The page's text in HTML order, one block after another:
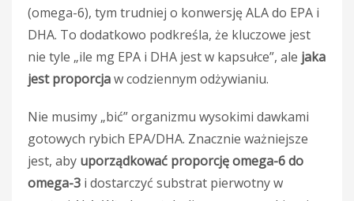
(omega-6), tym trudniej o konwersję ALA do EPA i
DHA. To dodatkowo podkreśla, że kluczowe jest
nie tyle „ile mg EPA i DHA jest w kapsułce”, ale jaka
jest proporcjaw codziennym odżywianiu.
Nie musimy „bić” organizmu wysokimi dawkami
gotowych rybich EPA/DHA. Znacznie ważniejsze
jest, aby uporządkować proporcję omega-6 do
omega-3 i dostarczyć substrat pierwotny w